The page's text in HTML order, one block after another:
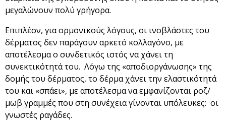
μεγαλώνουν πολύ γρήγορα.
Επιπλέον, για ορμονικούς λόγους, οι ινοβλάστες του
δέρματος δεν παράγουν αρκετό κολλαγόνο, με
αποτέλεσμα ο συνδετικός ιστός να χάνει τη
συνεκτικότητά του. Λόγω της «αποδιοργάνωσης» της
δομής του δέρματος, το δέρμα χάνει την ελαστικότητά
του και «σπάει», με αποτέλεσμα να εμφανίζονται ροζ/
μωβ γραμμές που στη συνέχεια γίνονται υπόλευκες: οι
γνωστές ραγάδες.